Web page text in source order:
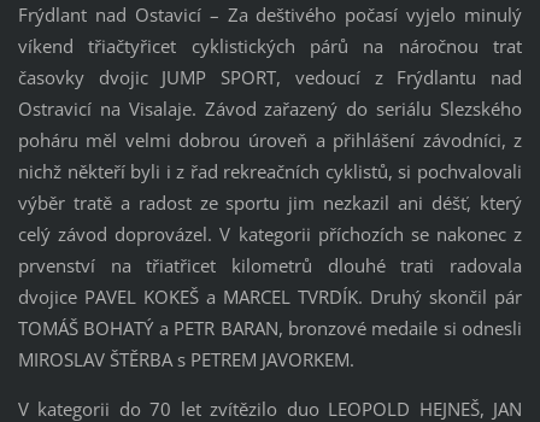
Frýdlant nad Ostavicí – Za deštivého počasí vyjelo minulý
víkend třiačtyřicet cyklistických párů na náročnou trať
časovky dvojic JUMP SPORT, vedoucí z Frýdlantu nad
Ostravicí na Visalaje. Závod zařazený do seriálu Slezského
poháru měl velmi dobrou úroveň a přihlášení závodníci, z
nichž někteří byli i z řad rekreačních cyklistů, si pochvalovali
výběr tratě a radost ze sportu jim nezkazil ani déšť, který
celý závod doprovázel. V kategorii příchozích se nakonec z
prvenství na třiatřicet kilometrů dlouhé trati radovala
dvojice PAVEL KOKEŠ a MARCEL TVRDÍK. Druhý skončil pár
TOMÁŠ BOHATÝ a PETR BARAN, bronzové medaile si odnesli
MIROSLAV ŠTĚRBA s PETREM JAVORKEM.
V kategorii do 70 let zvítězilo duo LEOPOLD HEJNEŠ, JAN